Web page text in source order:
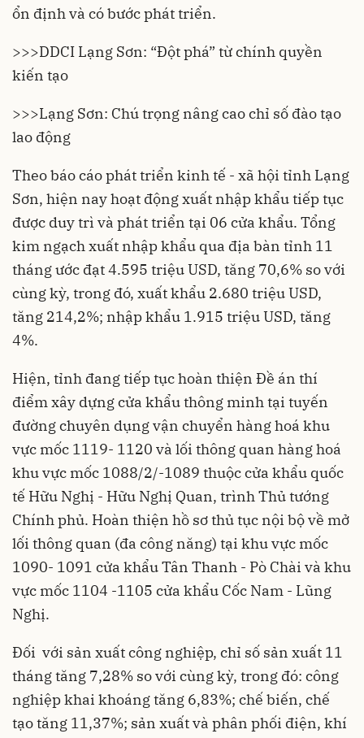
ổn định và có bước phát triển.
>>>DDCI Lạng Sơn: “Đột phá” từ chính quyền
kiến tạo
>>>Lạng Sơn: Chú trọng nâng cao chỉ số đào tạo
lao động
Theo báo cáo phát triển kinh tế - xã hội tỉnh Lạng
Sơn, hiện nay hoạt động xuất nhập khẩu tiếp tục
được duy trì và phát triển tại 06 cửa khẩu. Tổng
kim ngạch xuất nhập khẩu qua địa bàn tỉnh 11
tháng ước đạt 4.595 triệu USD, tăng 70,6% so với
cùng kỳ, trong đó, xuất khẩu 2.680 triệu USD,
tăng 214,2%; nhập khẩu 1.915 triệu USD, tăng
4%.
Hiện, tỉnh đang tiếp tục hoàn thiện Đề án thí
điểm xây dựng cửa khẩu thông minh tại tuyến
đường chuyên dụng vận chuyển hàng hoá khu
vực mốc 1119- 1120 và lối thông quan hàng hoá
khu vực mốc 1088/2/-1089 thuộc cửa khẩu quốc
tế Hữu Nghị - Hữu Nghị Quan, trình Thủ tướng
Chính phủ. Hoàn thiện hồ sơ thủ tục nội bộ về mở
lối thông quan (đa công năng) tại khu vực mốc
1090- 1091 cửa khẩu Tân Thanh - Pò Chài và khu
vực mốc 1104 -1105 cửa khẩu Cốc Nam - Lũng
Nghị.
Đối với sản xuất công nghiệp, chỉ số sản xuất 11
tháng tăng 7,28% so với cùng kỳ, trong đó: công
nghiệp khai khoáng tăng 6,83%; chế biến, chế
tạo tăng 11,37%; sản xuất và phân phối điện, khí